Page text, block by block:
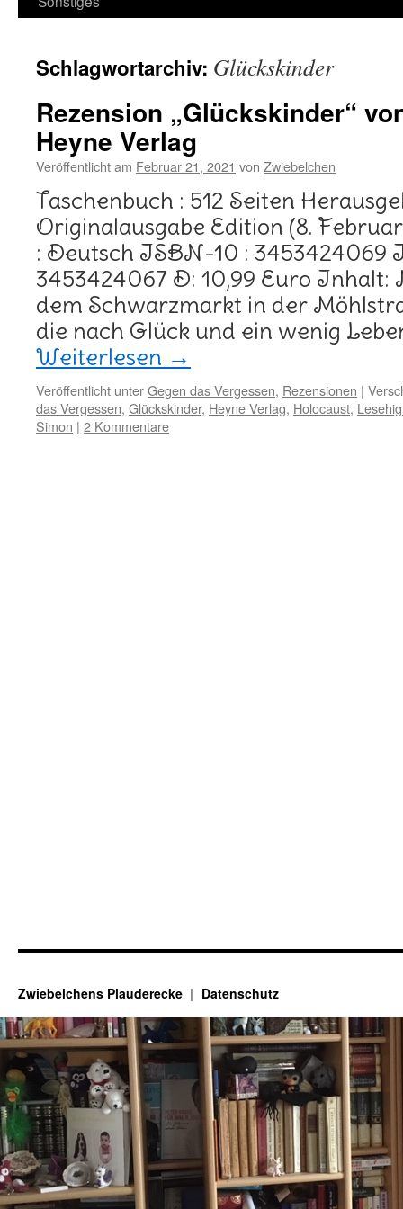
Schlagwortarchiv: Glückskinder
Rezension „Glückskinder“
Heyne Verlag
Veröffentlicht am Februar 21, 2021 von Zwiebelchen
Taschenbuch : 512 Seiten
Originalausgabe Edition (8.
: Deutsch ISBN-10 : 3453424069
3453424067 D: 10,99 Euro Inhalt:
dem Schwarzmarkt in der
die nach Glück und ein wenig
Weiterlesen →
Veröffentlicht unterGegen das Vergessen, Rezensionen |
das Vergessen, Glückskinder, Heyne Verlag, Holocaust,
Simon | 2 Kommentare
Zwiebelchens Plauderecke Datenschutz